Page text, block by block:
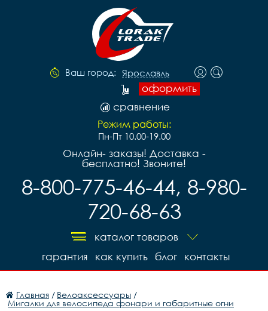
Ваш город: Ярославль
оформить
сравнение
Режим работы:
Пн-Пт 10.00-19.00
Онлайн- заказы! Доставка -
бесплатно! Звоните!
8-800-775-46-44, 8-980-
720-68-63
каталог товаров
контакты
блог
как купить
гарантия
Главная / Велоаксессуары /
Мигалки для велосипеда фонари и габаритные огни